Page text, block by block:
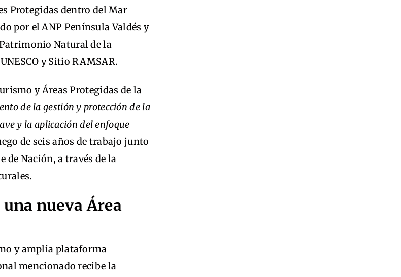
Protegidas dentro del Mar
por el ANP Península Valdés y
Natural de la
y Sitio RAMSAR.
y Áreas Protegidas de la
de la gestión y protección de la
y la aplicación del enfoque
de seis años de trabajo junto
Nación, a través de la
nueva Área
y amplia plataforma
mencionado recibe la